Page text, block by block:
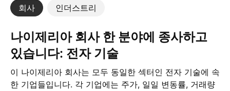
회사 인더스트리
나이제리아 회사 한 분야에 종사하고
있습니다: 전자 기술
이 나이제리아 회사는 모두 동일한 섹터인 전자 기술에 속
한 기업들입니다. 각 기업에는 주가, 일일 변동률, 거래량